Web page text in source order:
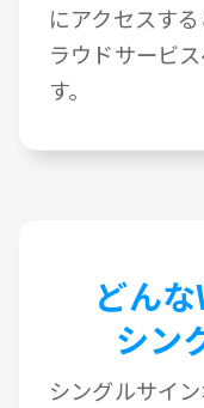
にアクセスす
ラウドサービ
す。
どん
シン
シングルサイ